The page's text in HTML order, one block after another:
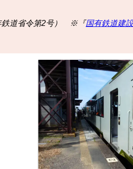
鉄道省令第2号） ※『国有鉄道建